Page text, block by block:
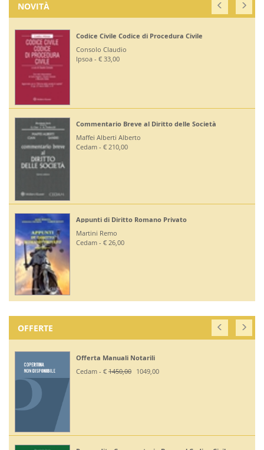
NOVITÀ
Codice Civile Codice di Procedura Civile
Consolo Claudio
Ipsoa - € 33,00
Commentario Breve al Diritto delle Società
Maffei Alberti Alberto
Cedam - € 210,00
Appunti di Diritto Romano Privato
Martini Remo
Cedam - € 26,00
OFFERTE
Offerta Manuali Notarili
Cedam - € 1450,00 1049,00